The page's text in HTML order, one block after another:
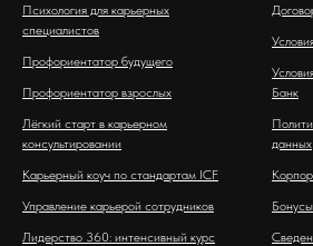
Психология для карьерных
специалистов
Профориентатор будущего
Профориентатор взрослых
Лёгкий старт в карьерном
консультировании
Карьерный коуч по стандартам ICF
Управление карьерой сотрудников
Лидерство 360: интенсивный курс
Банк
данных